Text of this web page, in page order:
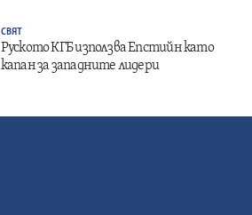
СВЯТ
Руското КГБ използва Епстийн като
капан за западните лидери